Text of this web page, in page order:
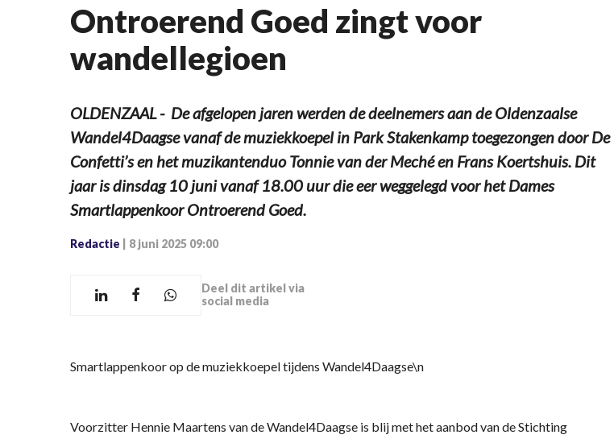
Ontroerend Goed zingt voor
wandellegioen
OLDENZAAL - De afgelopen jaren werden de deelnemers aan de Oldenzaalse
Wandel4Daagse vanaf de muziekkoepel in Park Stakenkamp toegezongen door De
Confetti’s en het muzikantenduo Tonnie van der Meché en Frans Koertshuis. Dit
jaar is dinsdag 10 juni vanaf 18.00 uur die eer weggelegd voor het Dames
Smartlappenkoor Ontroerend Goed.
Redactie 8 juni 2025 09:00
Deel dit artikel via
social media
Smartlappenkoor op de muziekkoepel tijdens Wandel4Daagse\n
Voorzitter Hennie Maartens van de Wandel4Daagse is blij met het aanbod van de Stichting